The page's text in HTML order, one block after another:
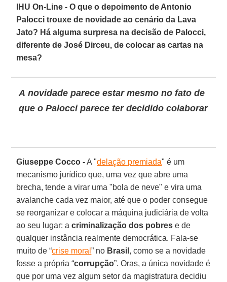
IHU On-Line - O que o depoimento de Antonio
Palocci trouxe de novidade ao cenário da Lava
Jato? Há alguma surpresa na decisão de Palocci,
diferente de José Dirceu, de colocar as cartas na
mesa?
A novidade parece estar mesmo no fato de
que o Palocci parece ter decidido colaborar
Giuseppe Cocco -A "delação premiada" é um
mecanismo jurídico que, uma vez que abre uma
brecha, tende a virar uma "bola de neve" e vira uma
avalanche cada vez maior, até que o poder consegue
se reorganizar e colocar a máquina judiciária de volta
ao seu lugar: acriminalização dos pobres e de
qualquer instância realmente democrática. Fala-se
muito de “crise moral” no Brasil , como se a novidade
fosse a própria “corrupção”. Oras, a única novidade é
que por uma vez algum setor da magistratura decidiu